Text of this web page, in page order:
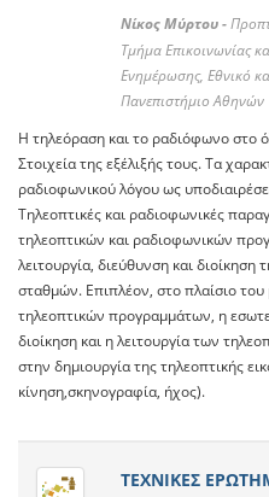
Νίκος Μύρτου -
Τμήμα Επικοινωνίας
Ενημέρωσης, Εθνικό
Πανεπιστήμιο Αθηνών
H τηλεόραση και το ραδιόφωνο στο
Στοιχεία της εξέλιξής τους. Tα
ραδιοφωνικού λόγου ως
Τηλεοπτικές και ραδιοφωνικές
τηλεοπτικών και ραδιοφωνικών
λειτουργία, διεύθυνση και
σταθμών. Επιπλέον, στο πλαίσιο
τηλεοπτικών προγραμμάτων, η
διοίκηση και η λειτουργία των
στην δημιουργία της τηλεοπτικής
κίνηση,σκηνογραφία, ήχος).
ΤΕΧΝΙΚΕΣ